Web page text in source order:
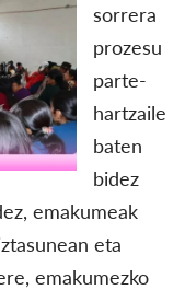
sorrera
prozesu
parte-
hartzaile
baten
bidez
emakumeak
eta
emakumezko